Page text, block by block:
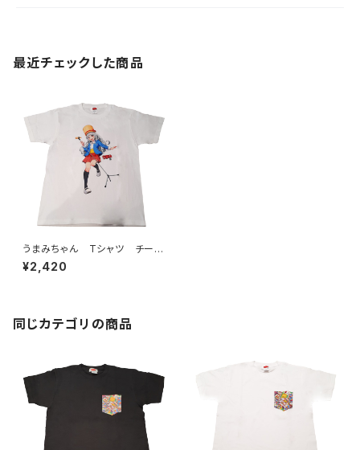
最近チェックした商品
うまみちゃん Tシャツ チー
ズ ホワイト
¥2,420
同じカテゴリの商品